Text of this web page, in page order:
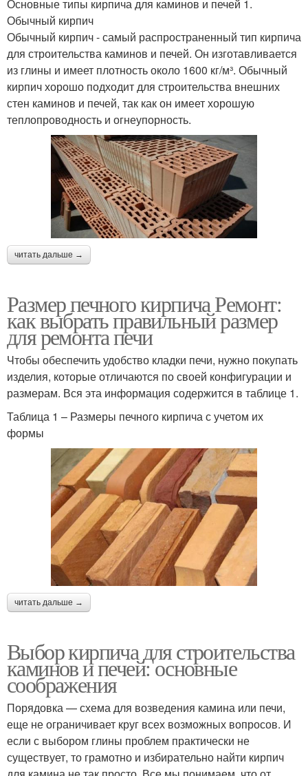
Основные типы кирпича для каминов и печей 1.
Обычный кирпич
Обычный кирпич - самый распространенный тип кирпича
для строительства каминов и печей. Он изготавливается
из глины и имеет плотность около 1600 кг/м³. Обычный
кирпич хорошо подходит для строительства внешних
стен каминов и печей, так как он имеет хорошую
теплопроводность и огнеупорность.
читать дальше →
Размер печного кирпича Ремонт:
как выбрать правильный размер
для ремонта печи
Чтобы обеспечить удобство кладки печи, нужно покупать
изделия, которые отличаются по своей конфигурации и
размерам. Вся эта информация содержится в таблице 1.
Таблица 1 – Размеры печного кирпича с учетом их
формы
читать дальше →
Выбор кирпича для строительства
каминов и печей: основные
соображения
Порядовка — схема для возведения камина или печи,
еще не ограничивает круг всех возможных вопросов. И
если с выбором глины проблем практически не
существует, то грамотно и избирательно найти кирпич